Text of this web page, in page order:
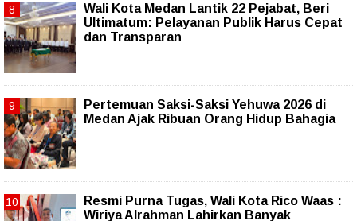
Wali Kota Medan Lantik 22 Pejabat, Beri
Ultimatum: Pelayanan Publik Harus Cepat
dan Transparan
Pertemuan Saksi-Saksi Yehuwa 2026 di
Medan Ajak Ribuan Orang Hidup Bahagia
Resmi Purna Tugas, Wali Kota Rico Waas :
Wiriya Alrahman Lahirkan Banyak